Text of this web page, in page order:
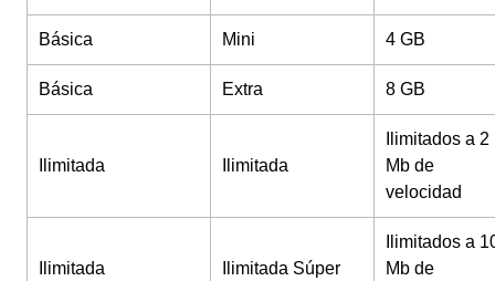
Básica Mini 4 GB
Básica Extra 8 GB
Ilimitada Ilimitada
Ilimitados a 2
Mb de
velocidad
Ilimitada Ilimitada Súper
Ilimitados a
Mb de